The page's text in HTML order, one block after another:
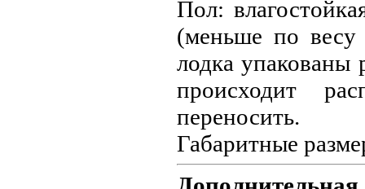
Пол:
(меньше по
лодка упакованы
происходит
переносить.
Габаритные